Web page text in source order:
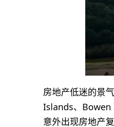
房地产低迷的景
Islands、Bowen
意外出现房地产复